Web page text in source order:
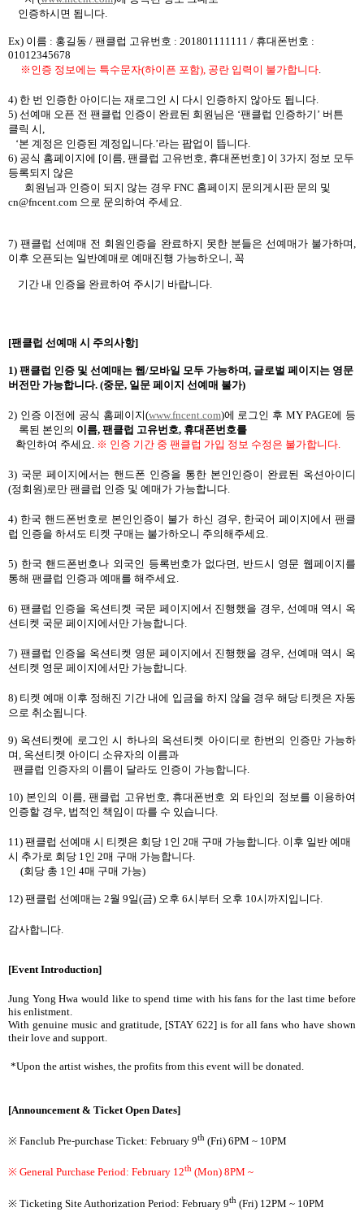
인증하시면 됩니다
Ex) 이름 : 홍길동 / 팬클럽 고유번호 : 201801111111 / 휴대폰번호 :
01012345678
※인증 정보에는 특수문자(하이픈 포함), 공란 입력이 불가합니다
4) 한 번 인증한 아이디는 재로그인 시 다시 인증하지 않아도 됩니다
5) 선예매 오픈 전 팬클럽 인증이 완료된 회원님은 ‘팬클럽 인증하기 ’ 버튼
클릭 시
‘본 계정은 인증된 계정입니다 .’라는 팝업이 뜹니다
6) 공식 홈페이지에 [이름 팬클럽 고유번호 휴대폰번호] 이 3가지 정보 모두
등록되지 않은
회원님과 인증이 되지 않는 경우 FNC 홈페이지 문의게시판 문의 및
cn@fncent.com 으로 문의하여 주세요
7)팬클럽 선예매 전 회원인증을 완료하지 못한 분들은 선예매가 불가하며
이후 오픈되는 일반예매로 예매진행 가능하오니 꼭
기간 내 인증을 완료하여 주시기 바랍니다
[팬클럽 선예매 시 주의사항]
1) 팬클럽 인증 및 선예매는 웹/모바일 모두 가능하며 , 글로벌 페이지는 영문
버전만 가능합니다. (중문, 일문 페이지 선예매 불가)
2) 인증 이전에 공식 홈페이지(www.fncent.com)에 로그인 후 MY PAGE에 등
록된 본인의 이름,팬클럽 고유번호, 휴대폰번호를
확인하여 주세요
※ 인증 기간 중 팬클럽 가입 정보 수정은 불가합니다
3) 국문 페이지에서는 핸드폰 인증을 통한 본인인증이 완료된 옥션아이디
(정회원)로만 팬클럽 인증 및 예매가 가능합니다
4) 한국 핸드폰번호로 본인인증이 불가 하신 경우 한국어 페이지에서 팬클
럽 인증을 하셔도 티켓 구매는 불가하오니 주의해주세요
5) 한국 핸드폰번호나 외국인 등록번호가 없다면
반드시 영문 웹페이지를
통해 팬클럽 인증과 예매를 해주세요
6) 팬클럽 인증을 옥션티켓 국문 페이지에서 진행했을 경우 선예매 역시 옥
션티켓 국문 페이지에서만 가능합니다
7) 팬클럽 인증을 옥션티켓 영문 페이지에서 진행했을 경우 선예매 역시 옥
션티켓 영문 페이지에서만 가능합니다
8) 티켓 예매 이후 정해진 기간 내에 입금을 하지 않을 경우 해당 티켓은 자동
으로 취소됩니다
9) 옥션티켓에 로그인 시 하나의 옥션티켓 아이디로 한번의 인증만 가능하
며 옥션티켓 아이디 소유자의 이름과
팬클럽 인증자의 이름이 달라도 인증이 가능합니다
10) 본인의 이름 ,팬클럽 고유번호 휴대폰번호 외 타인의 정보를 이용하여
인증할 경우 법적인 책임이 따를 수 있습니다
11) 팬클럽 선예매 시 티켓은 회당 1 인 2매 구매 가능합니다 이후 일반 예매
시 추가로 회당 1 인 2매 구매 가능합니다
(회당 총 1 인 4매 구매 가능)
12) 팬클럽 선예매는 2월 9일(금) 오후 6시부터 오후 10시까지입니다
감사합니다
[Event Introduction]
Jung Yong Hwa would like to spend time with his fans for the last time before
his enlistment.
With genuine music and gratitude, [STAY 622] is for all fans who have shown
their love and support.
*Upon the artist wishes, the profits from this event will be donated.
[Announcement & Ticket Open Dates]
※ Fanclub Pre-purchase Ticket: February 9th (Fri) 6PM ~ 10PM
※ General Purchase Period: February 12th (Mon) 8PM ~
※ Ticketing Site Authorization Period: February 9th (Fri) 12PM ~ 10PM